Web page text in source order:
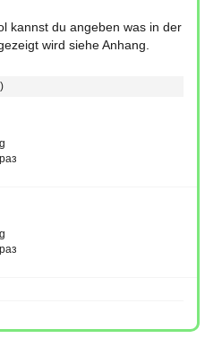
kannst du angeben was in der
wird siehe Anhang.